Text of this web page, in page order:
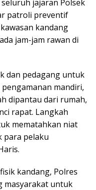
jajaran Polsek
patroli preventif
kandang
jam-jam rawan di
dan pedagang untuk
mandiri,
dipantau dari rumah,
rapat. Langkah
mematahkan niat
para pelaku
kandang, Polres
masyarakat untuk